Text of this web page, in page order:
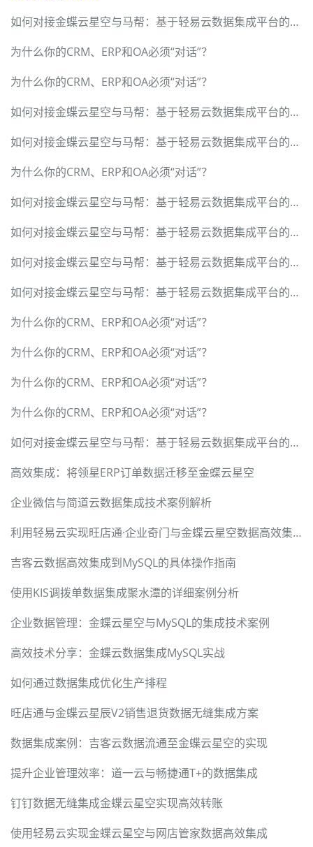
如何对接金蝶云星空与马帮：基于轻易云数据集成平台的完整方案
为什么你的CRM、ERP和OA必须“对话”？
为什么你的CRM、ERP和OA必须“对话”？
如何对接金蝶云星空与马帮：基于轻易云数据集成平台的完整方案
如何对接金蝶云星空与马帮：基于轻易云数据集成平台的完整方案
为什么你的CRM、ERP和OA必须“对话”？
如何对接金蝶云星空与马帮：基于轻易云数据集成平台的完整方案
如何对接金蝶云星空与马帮：基于轻易云数据集成平台的完整方案
如何对接金蝶云星空与马帮：基于轻易云数据集成平台的完整方案
如何对接金蝶云星空与马帮：基于轻易云数据集成平台的完整方案
为什么你的CRM、ERP和OA必须“对话”？
为什么你的CRM、ERP和OA必须“对话”？
为什么你的CRM、ERP和OA必须“对话”？
为什么你的CRM、ERP和OA必须“对话”？
如何对接金蝶云星空与马帮：基于轻易云数据集成平台的完整方案
高效集成：将领星ERP订单数据迁移至金蝶云星空
企业微信与简道云数据集成技术案例解析
利用轻易云实现旺店通·企业奇门与金蝶云星空数据高效集成
吉客云数据高效集成到MySQL的具体操作指南
使用KIS调拨单数据集成聚水潭的详细案例分析
企业数据管理：金蝶云星空与MySQL的集成技术案例
高效技术分享：金蝶云数据集成MySQL实战
如何通过数据集成优化生产排程
旺店通与金蝶云星辰V2销售退货数据无缝集成方案
数据集成案例：吉客云数据流通至金蝶云星空的实现
提升企业管理效率：道一云与畅捷通T+的数据集成
钉钉数据无缝集成金蝶云星空实现高效转账
使用轻易云实现金蝶云星空与网店管家数据高效集成